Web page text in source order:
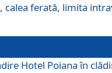
ferată, limita
Hotel Poiana în